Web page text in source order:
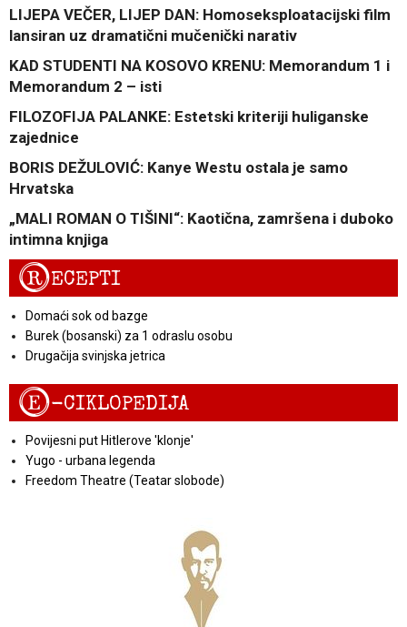
LIJEPA VEČER, LIJEP DAN: Homoseksploatacijski film
lansiran uz dramatični mučenički narativ
KAD STUDENTI NA KOSOVO KRENU: Memorandum 1 i
Memorandum 2 – isti
FILOZOFIJA PALANKE: Estetski kriteriji huliganske
zajednice
BORIS DEŽULOVIĆ: Kanye Westu ostala je samo
Hrvatska
„MALI ROMAN O TIŠINI“: Kaotična, zamršena i duboko
intimna knjiga
RECEPTI
Domaći sok od bazge
Burek (bosanski) za 1 odraslu osobu
Drugačija svinjska jetrica
E-CIKLOPEDIJA
Povijesni put Hitlerove 'klonje'
Yugo - urbana legenda
Freedom Theatre (Teatar slobode)